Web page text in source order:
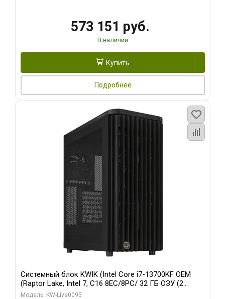
573 151 руб.
В наличии
Купить
Подробнее
Системный блок KWIK (Intel Core i7-13700KF OEM
(Raptor Lake, Intel 7, C16 8EC/8PC/ 32 ГБ ОЗУ (2
модуля)/ Afox RTX4090 24GB GDDR6X 384-Bit 3xDP
Модель: KW-Live0095